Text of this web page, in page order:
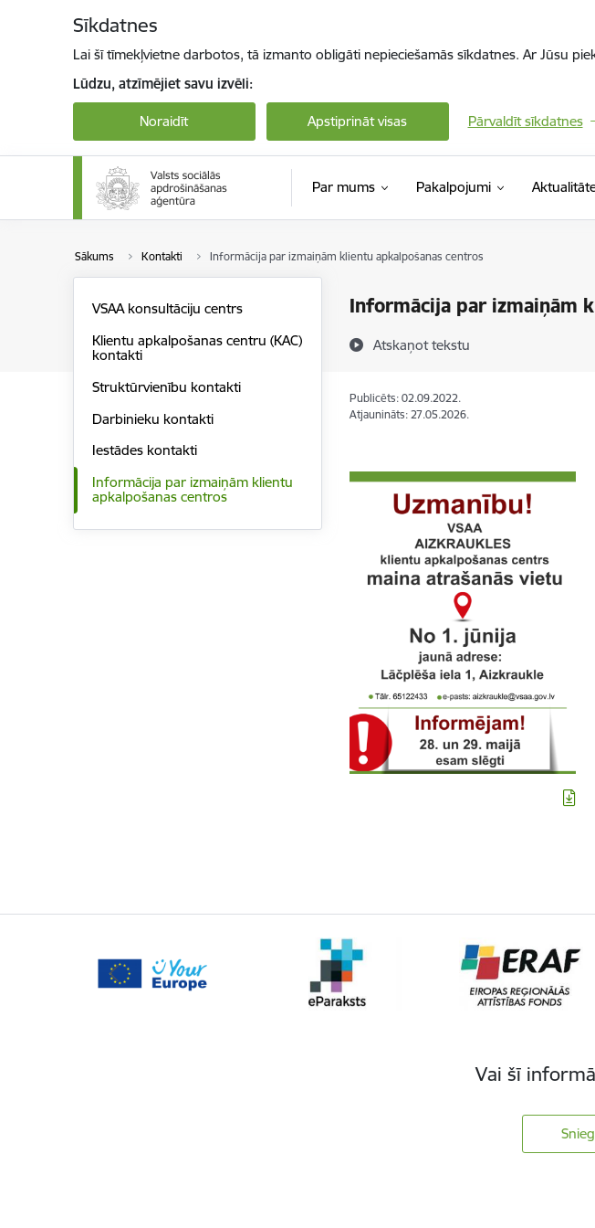
Sīkdatnes
Lai šī tīmekļvietne darbotos, tā izmanto obligāti nepieciešamās sīkdatnes. Ar Jūsu
Lūdzu, atzīmējiet savu izvēli:
Noraidīt Apstiprināt visas Pārvaldīt sīkdatnes
Par mums Pakalpojumi
Sākums Kontakti Informācija par izmaiņām klientu apkalpošanas centros
Informācija par izmaiņām
Atskaņot tekstu
VSAA konsultāciju centrs
Klientu apkalpošanas centru (KAC)
kontakti
Struktūrvienību kontakti
Darbinieku kontakti
Iestādes kontakti
Informācija par izmaiņām klientu
apkalpošanas centros
Publicēts: 02.09.2022.
Atjaunināts: 27.05.2026.
Vai šī